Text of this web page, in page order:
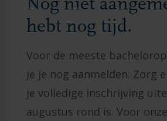
Nog niet
hebt nog tijd.
Voor de meeste
je je nog aanmelden. Zorg
je volledige inschrijving
augustus rond is. Voor